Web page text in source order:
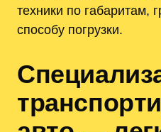
техники по габаритам,
способу погрузки.